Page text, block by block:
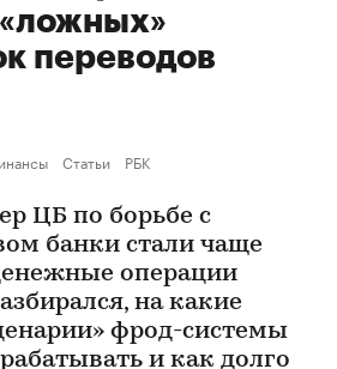
переводов
Статьи РБК
ЦБ по борьбе с
банки стали чаще
операции
на какие
фрод-системы
и как долго